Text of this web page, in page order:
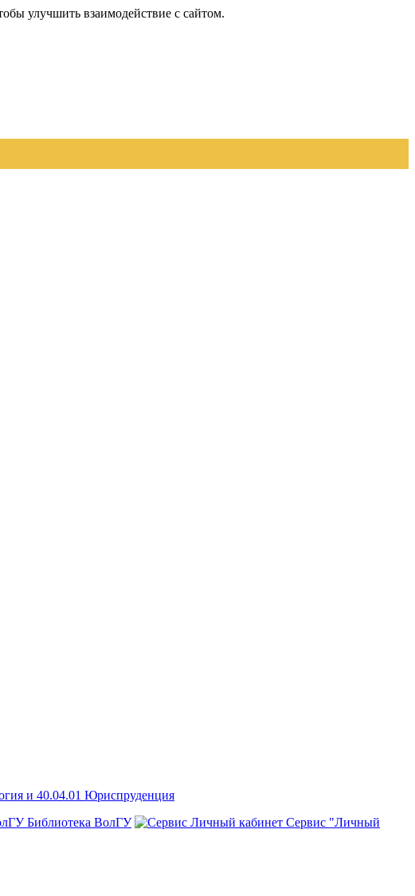
улучшить взаимодействие с сайтом.
и 40.04.01 Юриспруденция
Библиотека ВолГУ
Сервис "Личный